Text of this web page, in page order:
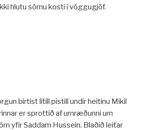
hlutu sömu kosti í vöggugjöf.
birtist lítill pistill undir heitinu Mikil
er sprottið af umræðunni um
yfir Saddam Hussein. Blaðið leitar